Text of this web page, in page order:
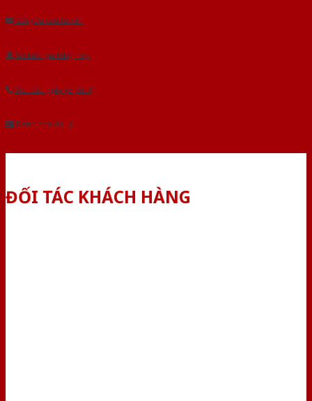
Gửi yêu cầu tư vấn
Tải báo giá tổng hợp
Yêu cầu gọi lại (3 phút)
Dành cho đại lý
ĐỐI TÁC KHÁCH HÀNG